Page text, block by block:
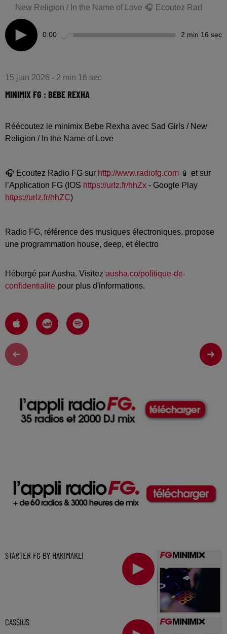
New Religion / In the Name of Love 🎧 Ecoutez Rad
0:00 2 min 16 sec
15 juin 2026 - 2 min 16 sec
MINIMIX FG : BEBE REXHA
Réécoutez le minimix Bebe Rexha avec Sad Girls / New
Religion / In the Name of Love
🎧 Ecoutez Radio FG sur http://www.radiofg.com 📱 et sur
l’Application FG (IOS https://urlz.fr/hhZx - Google Play
https://urlz.fr/hhZC)
Radio FG, référence des musiques électroniques, propose
une programmation house, deep, et électro
Hébergé par Ausha. Visitez ausha.co/politique-de-
confidentialite pour plus d'informations.
STARTER FG BY HAKIMAKLI
CASSIUS